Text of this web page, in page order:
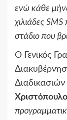
ενώ κάθε
χιλιάδες SMS
στάδιο που
Ο Γενικός
Διαδικασιών